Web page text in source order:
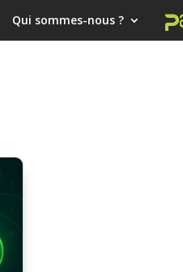
Qui sommes-nous ?